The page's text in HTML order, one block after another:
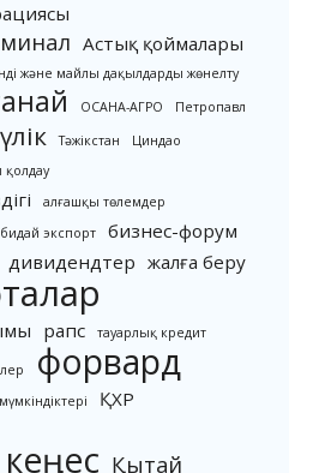
Астық қоймалары
және майлы дақылдарды жөнелту
ОСАНА-АГРО Петропавл
Тәжікстан
Циндао
алғашқы төлемдер
бидай экспорт бизнес-форум
дивидендтер жалға беру
рапс тауарлық кредит
форвард
ҚХР
Қытай